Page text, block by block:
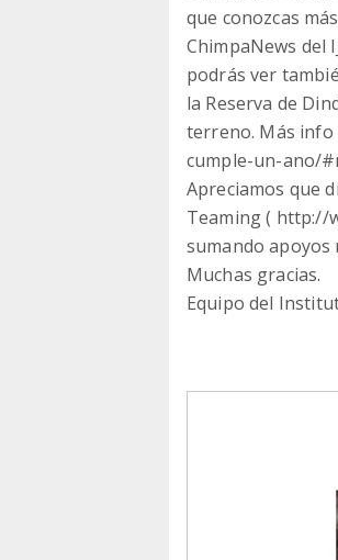
que conozcas
ChimpaNews del
podrás ver
la Reserva de
terreno. Más info
cumple-un-ano/
Apreciamos que
Teaming ( http://
sumando apoyos
Muchas gracias.
Equipo del